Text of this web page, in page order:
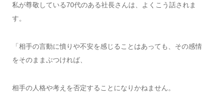
私が尊敬している70代のある社長さんは、よくこう話されま
す。
「相手の言動に憤りや不安を感じることはあっても、その感情
をそのままぶつければ、
相手の人格や考えを否定することになりかねません。